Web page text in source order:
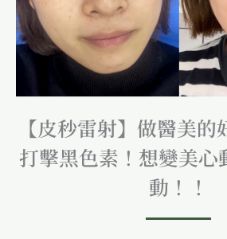
【皮秒雷射】做醫美的
打擊黑色素！想變美心
動！！